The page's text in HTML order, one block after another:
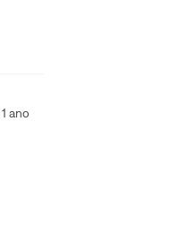
1 ano